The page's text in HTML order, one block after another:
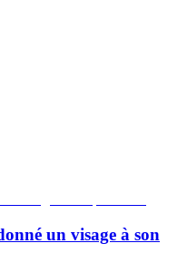
un visage à son